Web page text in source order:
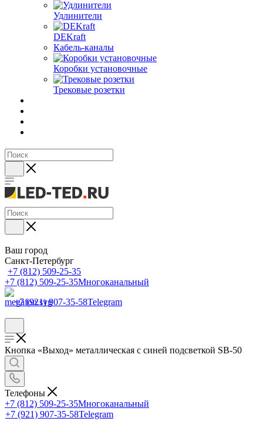
Удлинители
DEKraft
Кабель-каналы
Коробки установочные
Трековые розетки
Ваш город
Санкт-Петербург
+7 (812) 509-25-35
+7 (812) 509-25-35Многоканальный
+7 (921) 907-35-58Telegram
Кнопка «Выход» металлическая с синей подсветкой SB-50
Телефоны
+7 (812) 509-25-35Многоканальный
+7 (921) 907-35-58Telegram